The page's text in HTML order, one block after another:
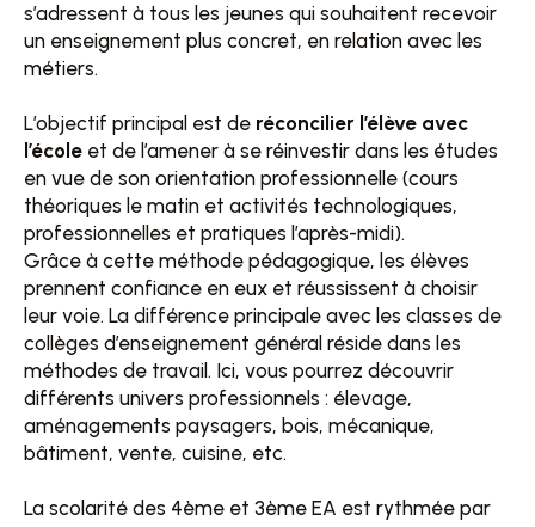
s’adressent à tous les jeunes qui souhaitent recevoir
un enseignement plus concret, en relation avec les
métiers.
L’objectif principal est de réconcilier l’élève avec
l’école et de l’amener à se réinvestir dans les études
en vue de son orientation professionnelle (cours
théoriques le matin et activités technologiques,
professionnelles et pratiques l’après-midi).
Grâce à cette méthode pédagogique, les élèves
prennent confiance en eux et réussissent à choisir
leur voie. La différence principale avec les classes de
collèges d’enseignement général réside dans les
méthodes de travail. Ici, vous pourrez découvrir
différents univers professionnels : élevage,
aménagements paysagers, bois, mécanique,
bâtiment, vente, cuisine, etc.
La scolarité des 4ème et 3ème EA est rythmée par